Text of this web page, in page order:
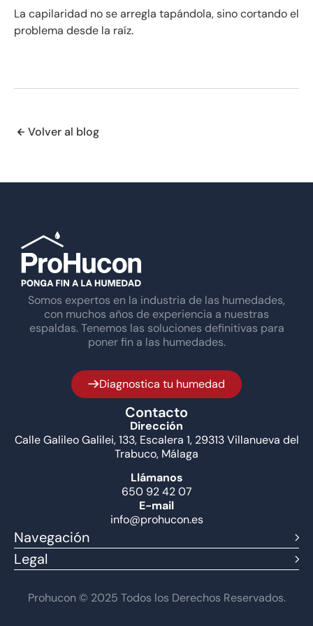
La capilaridad no se arregla tapándola, sino cortando el
problema desde la raíz.
Volver al blog
Somos expertos en la industria de las humedades,
con muchos años de experiencia a nuestras
espaldas. Tenemos las soluciones definitivas para
poner fin a las humedades.
Diagnostica tu humedad
Contacto
Dirección
Calle Galileo Galilei, 133, Escalera 1, 29313 Villanueva del
Trabuco, Málaga
Llámanos
650 92 42 07
E-mail
info@prohucon.es
Navegación
Legal
Prohucon © 2025 Todos los Derechos Reservados.